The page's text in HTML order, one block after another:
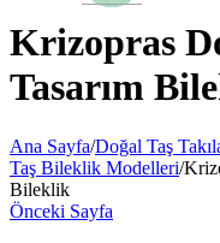
Krizopras
Tasarım
Ana Sayfa/Doğal Taş
Taş Bileklik Modelleri/
Bileklik
Önceki Sayfa